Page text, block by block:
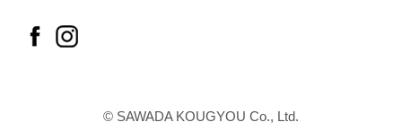
© SAWADA KOUGYOU Co., Ltd.